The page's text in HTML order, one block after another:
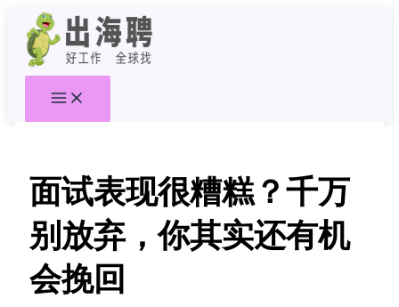
面试表现很糟糕？千万
别放弃，你其实还有机
会挽回